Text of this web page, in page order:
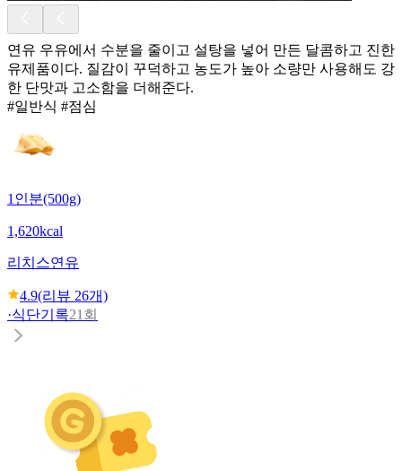
연유 우유에서 수분을 줄이고 설탕을 넣어 만든 달콤하고 진한
유제품이다. 질감이 꾸덕하고 농도가 높아 소량만 사용해도 강
한 단맛과 고소함을 더해준다.
#일반식 #점심
1인분(500g)
1,620kcal
리치스연유
4.9(리뷰 26개)
·식단기록21회